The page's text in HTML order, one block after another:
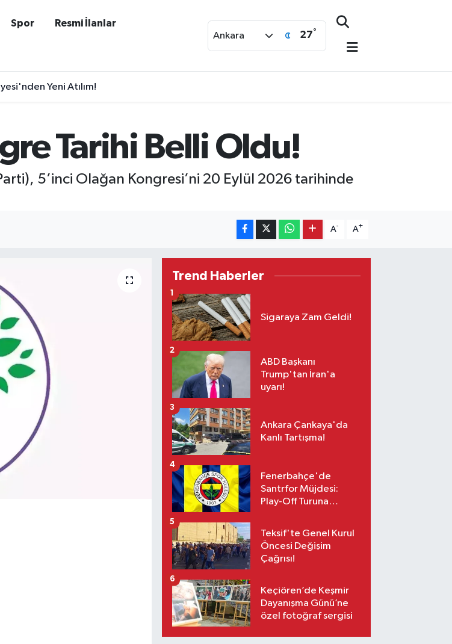
Spor Resmi İlanlar
Ankara 27°
Yeni Atılım!
Tarihi Belli Oldu!
5’inci Olağan Kongresi’ni 20 Eylül 2026 tarihinde
A- A+
Trend Haberler
Sigaraya Zam Geldi!
1
ABD Başkanı
Trump'tan İran'a
uyarı!
2
Ankara Çankaya'da
Kanlı Tartışma!
3
Fenerbahçe'de
Santrfor Müjdesi:
Play-Off Turuna
4
Teksif'te Genel Kurul
Öncesi Değişim
Çağrısı!
5
Keçiören’de Keşmir
Dayanışma Günü’ne
özel fotoğraf sergisi
6